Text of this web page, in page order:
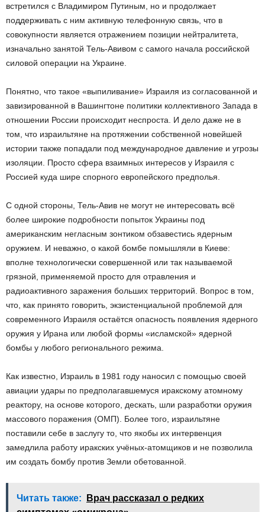
встретился с Владимиром Путиным, но и продолжает
поддерживать с ним активную телефонную связь, что в
совокупности является отражением позиции нейтралитета,
изначально занятой Тель-Авивом с самого начала российской
силовой операции на Украине.
Понятно, что такое «выпиливание» Израиля из согласованной и
завизированной в Вашингтоне политики коллективного Запада в
отношении России происходит неспроста. И дело даже не в
том, что израильтяне на протяжении собственной новейшей
истории также попадали под международное давление и угрозы
изоляции. Просто сфера взаимных интересов у Израиля с
Россией куда шире спорного европейского предполья.
С одной стороны, Тель-Авив не могут не интересовать всё
более широкие подробности попыток Украины под
американским негласным зонтиком обзавестись ядерным
оружием. И неважно, о какой бомбе помышляли в Киеве:
вполне технологически совершенной или так называемой
грязной, применяемой просто для отравления и
радиоактивного заражения больших территорий. Вопрос в том,
что, как принято говорить, экзистенциальной проблемой для
современного Израиля остаётся опасность появления ядерного
оружия у Ирана или любой формы «исламской» ядерной
бомбы у любого регионального режима.
Как известно, Израиль в 1981 году наносил с помощью своей
авиации удары по предполагавшемуся иракскому атомному
реактору, на основе которого, дескать, шли разработки оружия
массового поражения (ОМП). Более того, израильтяне
поставили себе в заслугу то, что якобы их интервенция
замедлила работу иракских учёных-атомщиков и не позволила
им создать бомбу против Земли обетованной.
Читать также:
Врач рассказал о редких